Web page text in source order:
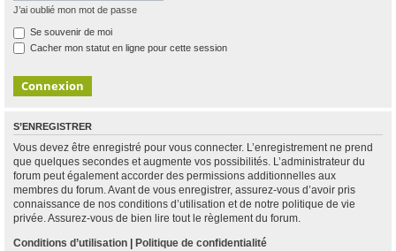
J’ai oublié mon mot de passe
Se souvenir de moi
Cacher mon statut en ligne pour cette session
S’ENREGISTRER
Vous devez être enregistré pour vous connecter. L’enregistrement ne prend
que quelques secondes et augmente vos possibilités. L’administrateur du
forum peut également accorder des permissions additionnelles aux
membres du forum. Avant de vous enregistrer, assurez-vous d’avoir pris
connaissance de nos conditions d’utilisation et de notre politique de vie
privée. Assurez-vous de bien lire tout le règlement du forum.
Conditions d’utilisation | Politique de confidentialité